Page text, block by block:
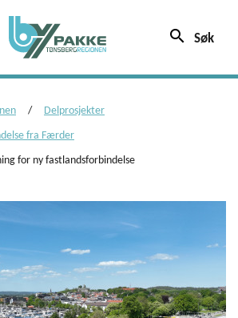
search Søk
Delprosjekter
fra Færder
for ny fastlandsforbindelse